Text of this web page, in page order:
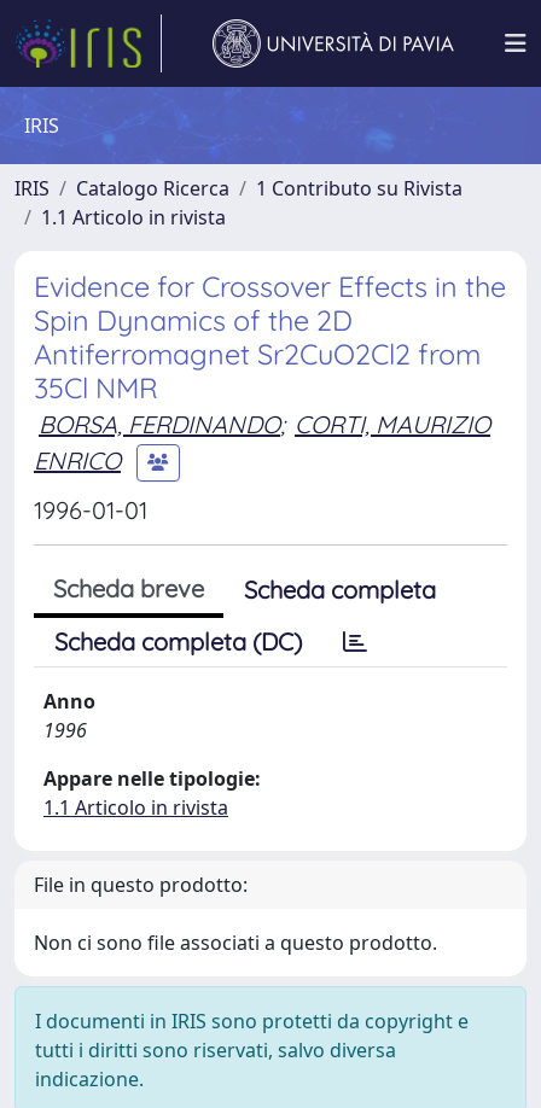
IRIS
IRIS Catalogo Ricerca
1 Contributo su Rivista
1.1 Articolo in rivista
Evidence for Crossover Effects in the
Spin Dynamics of the 2D
Antiferromagnet Sr2CuO2Cl2 from
35Cl NMR
BORSA, FERDINANDO; CORTI, MAURIZIO
ENRICO
1996-01-01
Scheda breve
Scheda completa
Scheda completa (DC)
Anno
1996
Appare nelle tipologie:
1.1 Articolo in rivista
File in questo prodotto:
Non ci sono file associati a questo prodotto.
I documenti in IRIS sono protetti da copyright e
tutti i diritti sono riservati, salvo diversa
indicazione.